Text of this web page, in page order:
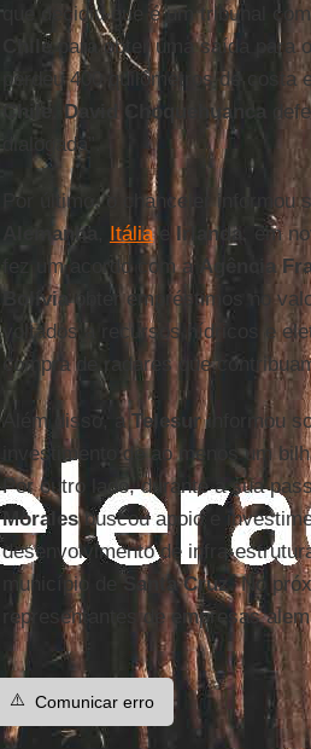
que decidiu que é um tribunal
Chilepara obter uma saída para
perdeu 400 quilômetros de
Chile
David Choquehuanca
dialogada”.
Por último, o chanceler informou
Alemanha
Itáliae Irlanda , em
fez um acordo com a Agência
Bolívia obter empréstimos no
voltados a recursos hídricos e
compra de radares que
Além disso, a Telesurinformou
investimento de ao menos um
Por outro lado, durante a sua
Moralesbuscou apoio e
desenvolvimento de infra-
município de
Santa Cruz . No
representantes de empresas
⚠️ Comunicar erro